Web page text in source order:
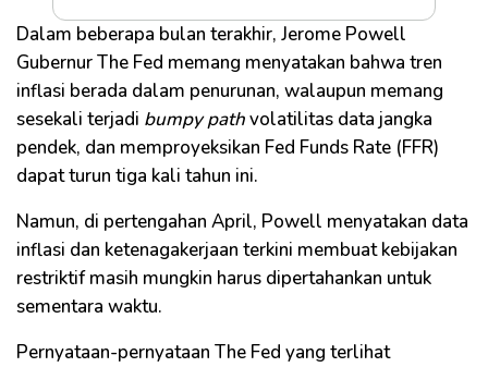
Dalam beberapa bulan terakhir, Jerome Powell
Gubernur The Fed memang menyatakan bahwa tren
inflasi berada dalam penurunan, walaupun memang
sesekali terjadi bumpy pathvolatilitas data jangka
pendek, dan memproyeksikan Fed Funds Rate (FFR)
dapat turun tiga kali tahun ini.
Namun, di pertengahan April, Powell menyatakan data
inflasi dan ketenagakerjaan terkini membuat kebijakan
restriktif masih mungkin harus dipertahankan untuk
sementara waktu.
Pernyataan-pernyataan The Fed yang terlihat